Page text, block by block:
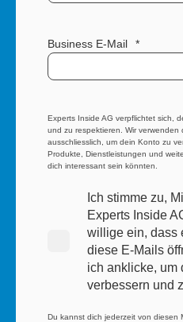
Business E-Mail *
Experts Inside AG verpflichtet sich,
und zu respektieren. Wir
ausschliesslich, um dein Konto zu
Produkte, Dienstleistungen und
dich interessant sein könnten.
Ich stimme zu,
Experts Inside
willige ein, dass
diese E-Mails
ich anklicke, um
verbessern und
Du kannst dich jederzeit von diesen